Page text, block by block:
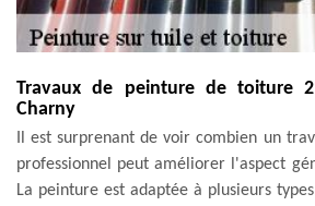
Travaux de peinture de toiture
Charny
Il est surprenant de voir combien un
professionnel peut améliorer l'aspect
La peinture est adaptée à plusieurs